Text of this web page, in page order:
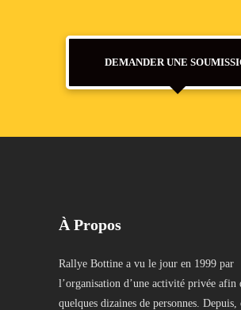
DEMANDER UNE
À Propos
Rallye Bottine a vu le jour en 1999 par
l’organisation d’une activité privée
quelques dizaines de personnes. Depuis,